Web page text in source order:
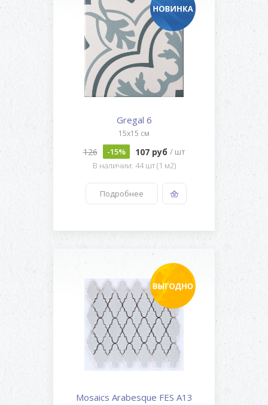
Gregal 6
15x15 см
126 -15% 107 руб / шт
В наличии: 44 шт (1 м2)
Подробнее
Mosaics Arabesque FES A13